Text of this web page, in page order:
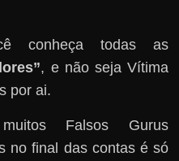
conheça todas as
, e não seja Vítima
por ai.
Falsos Gurus
no final das contas é só